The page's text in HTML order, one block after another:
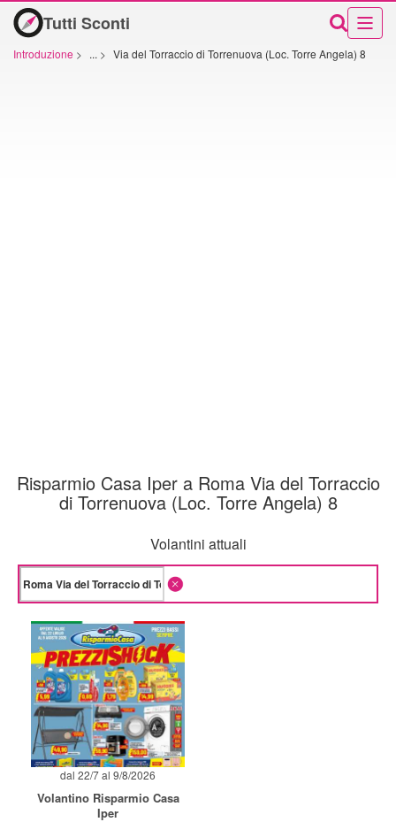
Tutti Sconti
Introduzione > ... > Via del Torraccio di Torrenuova (Loc. Torre Angela) 8
Risparmio Casa Iper a Roma Via del Torraccio
di Torrenuova (Loc. Torre Angela) 8
Volantini attuali
dal 22/7 al 9/8/2026
Volantino Risparmio Casa
Iper